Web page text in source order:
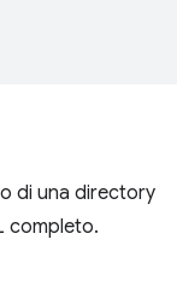
di una directory
completo.